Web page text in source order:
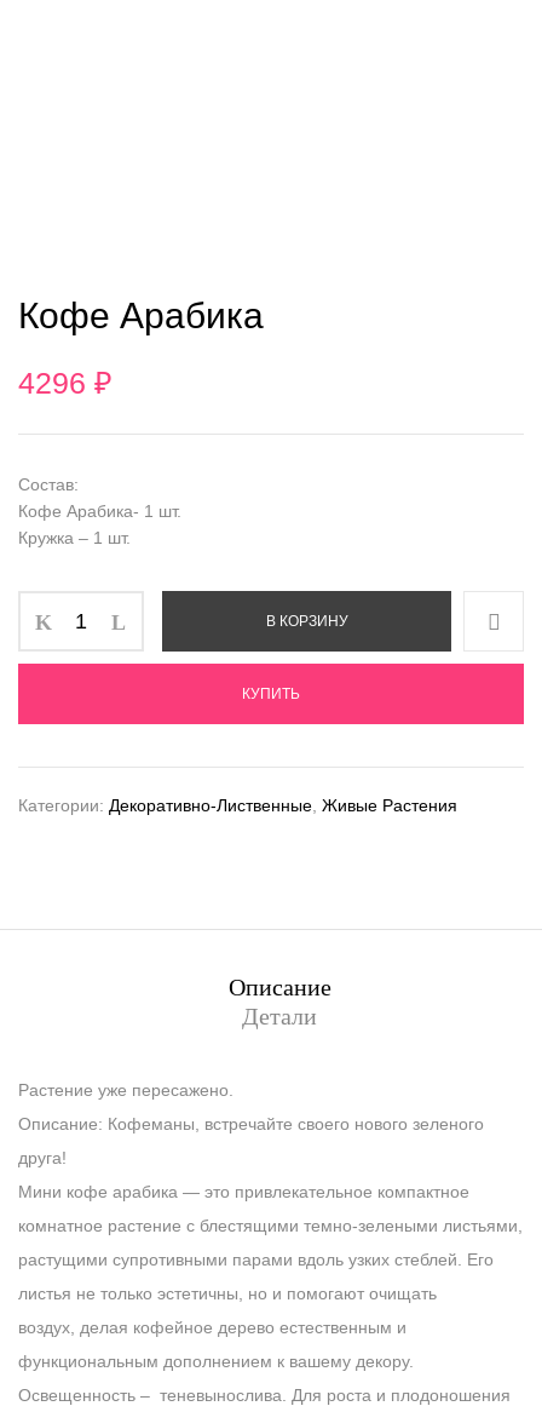
Кофе Арабика
4296 ₽
Состав:
Кофе Арабика- 1 шт.
Кружка – 1 шт.
В КОРЗИНУ
КУПИТЬ
Категории: Декоративно-Лиственные Живые Растения
Описание
Детали
Растение уже пересажено.
Описание: Кофеманы, встречайте своего нового зеленого
друга!
Мини кофе арабика — это привлекательное компактное
комнатное растение с блестящими темно-зелеными листьями,
растущими супротивными парами вдоль узких стеблей. Его
листья не только эстетичны, но и помогают очищать
воздух, делая кофейное дерево естественным и
функциональным дополнением к вашему декору.
Освещенность – теневынослива. Для роста и плодоношения